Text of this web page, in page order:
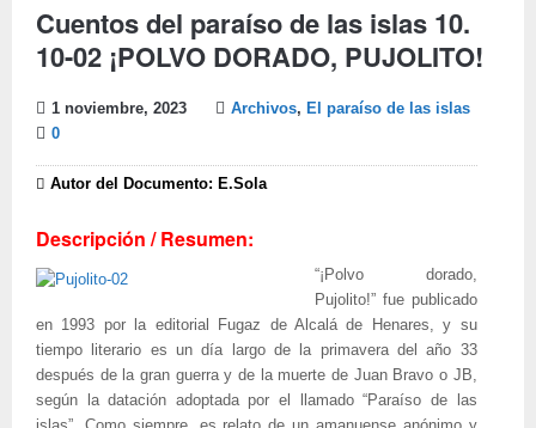
Cuentos del paraíso de las islas 10.
10-02 ¡POLVO DORADO, PUJOLITO!
1 noviembre, 2023 Archivos, El paraíso de las islas
0
Autor del Documento: E.Sola
Descripción / Resumen:
“¡Polvo dorado,
Pujolito!” fue publicado
en 1993 por la editorial Fugaz de Alcalá de Henares, y su
tiempo literario es un día largo de la primavera del año 33
después de la gran guerra y de la muerte de Juan Bravo o JB,
según la datación adoptada por el llamado “Paraíso de las